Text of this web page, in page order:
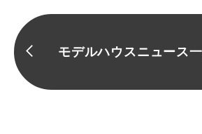
モデルハウスニュース